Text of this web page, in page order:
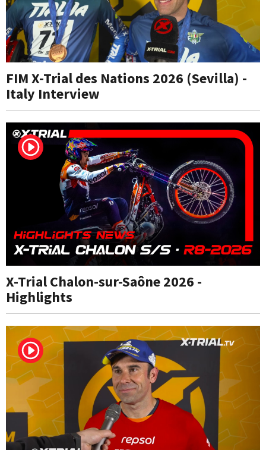
FIM X-Trial des Nations 2026 (Sevilla) -
Italy Interview
X-Trial Chalon-sur-Saône 2026 -
Highlights